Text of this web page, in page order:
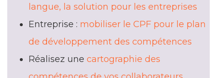
langue, la solution pour les entreprises
Entreprise : mobiliser le CPF pour le plan
de développement des compétences
Réalisez une cartographie des